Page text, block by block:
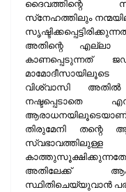
ദൈവത്തിന്റെ
സ്‌നേഹത്തിലും
അതിന്റെ എല്ലാ
കാണപ്പെടുന്നത്
വിശ്വാസി അതില്‍
നഷ്ടപ്പെടാതെ
തിരുമേനി തന്റെ
സ്വഭാവത്തിലുള്ള
അതിലേക്ക്
സ്ഥിതിചെയ്യുവാന്‍